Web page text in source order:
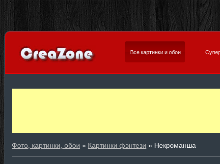
Все картинки и обои
Фото, картинки, обои » Картинки фэнтези » Некроманша